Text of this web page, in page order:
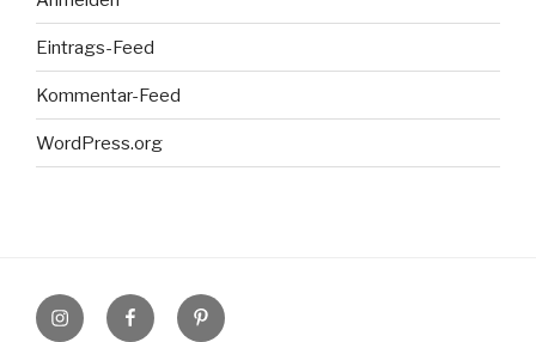
Eintrags-Feed
Kommentar-Feed
WordPress.org
InstagramFacebookPinterest